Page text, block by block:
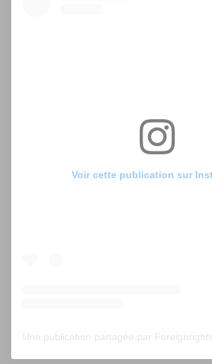
Voir cette publication sur